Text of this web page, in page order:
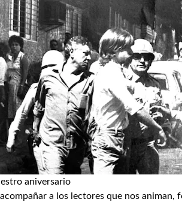
aniversario
a los lectores que nos animan,